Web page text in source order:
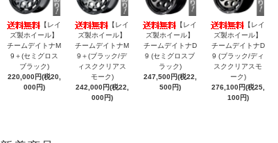
【レイ
ズ製ホイール】
チームデイトナM
9＋(セミグロス
ブラック)
220,000円(税20,
000円)
【レイ
ズ製ホイール】
チームデイトナM
9＋(ブラック/デ
ィスククリアス
モーク)
242,000円(税22,
000円)
【レイ
ズ製ホイール】
チームデイトナD
9 (セミグロスブ
ラック)
247,500円(税22,
500円)
【レイ
ズ製ホイール】
チームデイトナD
9 (ブラック/ディ
スククリアスモ
ーク)
276,100円(税25,
100円)